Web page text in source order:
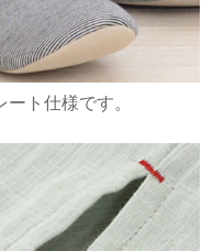
ト仕様です。